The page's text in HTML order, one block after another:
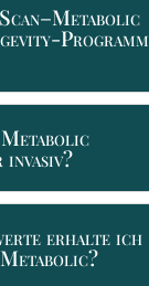
Programm
erhalte ich